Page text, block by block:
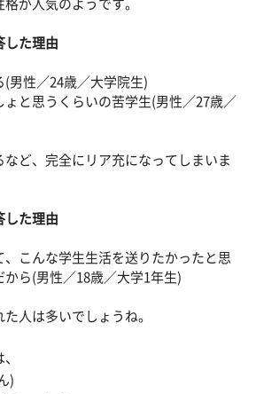
が人気のようです。
た理由
(男性／24歳／大学院生)
ょと思うくらいの苦学生(男性／27歳／
など、完全にリア充になってしまいま
た理由
、こんな学生生活を送りたかったと思
ら(男性／18歳／大学1年生)
人は多いでしょうね。
)